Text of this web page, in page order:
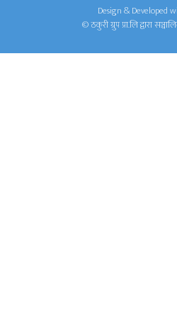
Design & Developed
© ठकुरी ग्रुप प्रा.लि द्वारा